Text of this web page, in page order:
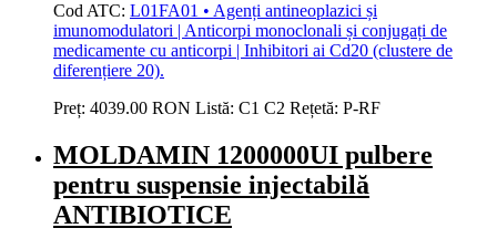
Cod ATC: L01FA01 • Agenți antineoplazici și
imunomodulatori | Anticorpi monoclonali și conjugați de
medicamente cu anticorpi | Inhibitori ai Cd20 (clustere de
diferențiere 20).
Preț: 4039.00 RON Listă: C1 C2 Rețetă: P-RF
MOLDAMIN 1200000UI pulbere
pentru suspensie injectabilă
ANTIBIOTICE